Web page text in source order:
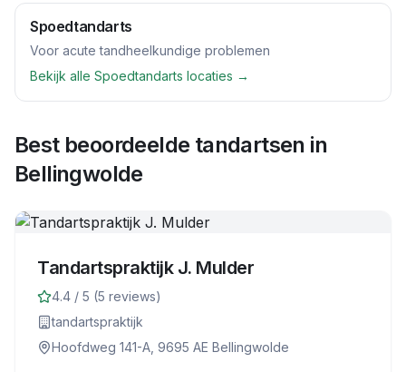
Spoedtandarts
Voor acute tandheelkundige problemen
Bekijk alle Spoedtandarts locaties →
Best beoordeelde tandartsen in
Bellingwolde
Tandartspraktijk J. Mulder
4.4 / 5 (5 reviews)
tandartspraktijk
Hoofdweg 141-A, 9695 AE Bellingwolde